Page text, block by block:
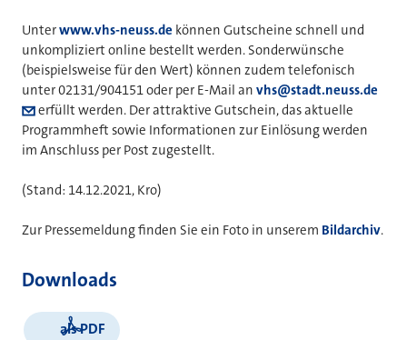
Unterwww.vhs-neuss.de können Gutscheine schnell und
unkompliziert online bestellt werden. Sonderwünsche
(beispielsweise für den Wert) können zudem telefonisch
unter 02131/904151 oder per E-Mail an vhs@stadt.neuss.de
erfüllt werden. Der attraktive Gutschein, das aktuelle
Programmheft sowie Informationen zur Einlösung werden
im Anschluss per Post zugestellt.
(Stand: 14.12.2021, Kro)
Zur Pressemeldung finden Sie ein Foto in unserem Bildarchiv.
Downloads
als PDF